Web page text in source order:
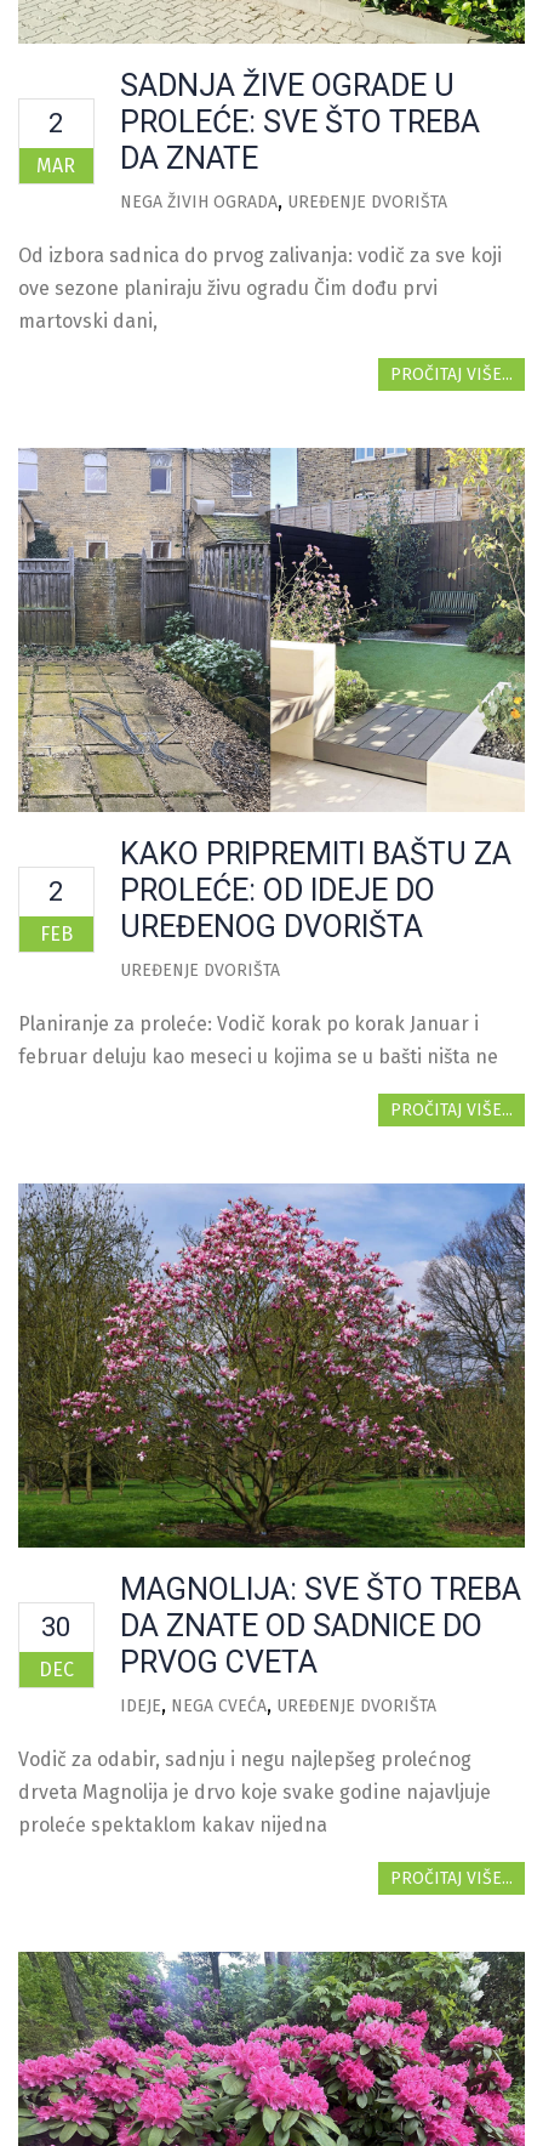
2
MAR
SADNJA ŽIVE OGRADE U
PROLEĆE: SVE ŠTO TREBA
DA ZNATE
NEGA ŽIVIH OGRADA UREĐENJE DVORIŠTA
Od izbora sadnica do prvog zalivanja: vodič za sve koji
ove sezone planiraju živu ogradu Čim dođu prvi
martovski dani,
PROČITAJ VIŠE...
2
FEB
KAKO PRIPREMITI BAŠTU ZA
PROLEĆE: OD IDEJE DO
UREĐENOG DVORIŠTA
UREĐENJE DVORIŠTA
Planiranje za proleće: Vodič korak po korak Januar i
februar deluju kao meseci u kojima se u bašti ništa ne
PROČITAJ VIŠE...
30
DEC
MAGNOLIJA: SVE ŠTO TREBA
DA ZNATE OD SADNICE DO
PRVOG CVETA
IDEJE NEGA CVEĆA UREĐENJE DVORIŠTA
Vodič za odabir, sadnju i negu najlepšeg prolećnog
drveta Magnolija je drvo koje svake godine najavljuje
proleće spektaklom kakav nijedna
PROČITAJ VIŠE...